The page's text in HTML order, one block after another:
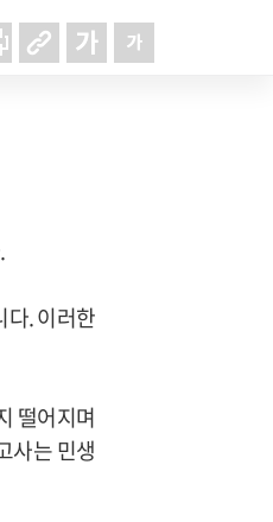
다. 이러한
떨어지며
사는 민생